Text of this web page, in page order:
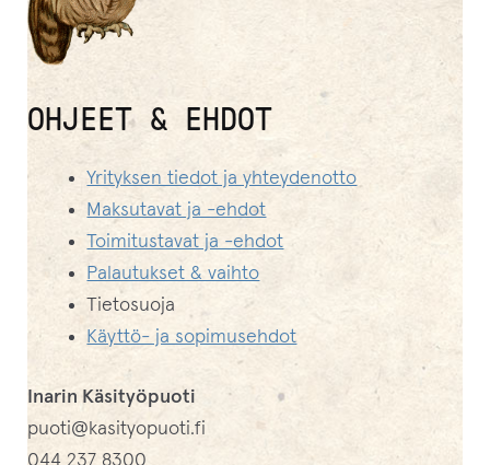
OHJEET & EHDOT
Yrityksen tiedot ja yhteydenotto
Maksutavat ja -ehdot
Toimitustavat ja -ehdot
Palautukset & vaihto
Tietosuoja
Käyttö- ja sopimusehdot
Inarin Käsityöpuoti
puoti@kasityopuoti.fi
044 237 8300